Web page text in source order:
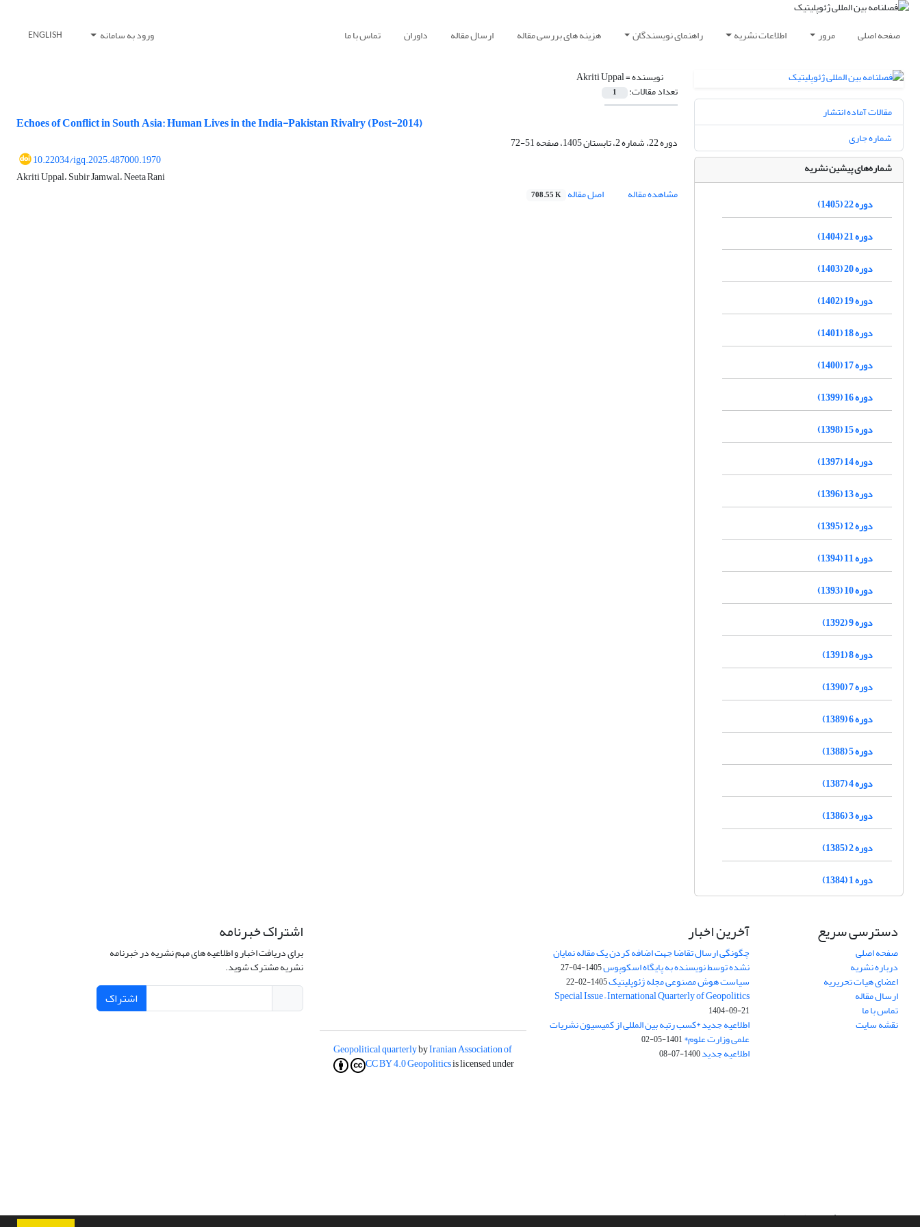
صفحه اصلی مرور اطلاعات نشریه راهنمای نویسندگان هزینه های بررسی مقاله ارسال مقاله داوران تماس با ما ورود به سامانه ENGLISH
نویسنده =Akriti Uppal
تعداد مقالات: 1
Echoes of Conflict in South Asia: Human Lives in the India-Pakistan Rivalry (Post-2014)
دوره 22، شماره 2، تابستان 1405، صفحه
51-72
10.22034/igq.2025.487000.1970
Akriti Uppal، Subir Jamwal، Neeta Rani
مشاهده مقاله
اصل مقاله 708.55 K
مقالات آماده انتشار
شماره جاری
شماره‌های پیشین نشریه
دوره 22 (1405)
دوره 21 (1404)
دوره 20 (1403)
دوره 19 (1402)
دوره 18 (1401)
دوره 17 (1400)
دوره 16 (1399)
دوره 15 (1398)
دوره 14 (1397)
دوره 13 (1396)
دوره 12 (1395)
دوره 11 (1394)
دوره 10 (1393)
دوره 9 (1392)
دوره 8 (1391)
دوره 7 (1390)
دوره 6 (1389)
دوره 5 (1388)
دوره 4 (1387)
دوره 3 (1386)
دوره 2 (1385)
دوره 1 (1384)
دسترسی سریع
صفحه اصلی
درباره نشریه
اعضای هیات تحریریه
ارسال مقاله
تماس با ما
نقشه سایت
آخرین اخبار
چگونگی ارسال تقاضا جهت اضافه کردن یک مقاله نمایان
نشده توسط نویسنده به پایگاه اسکوپوس1405-04-27
سیاست هوش مصنوعی مجله ژئوپلیتیک1405-02-22
Special Issue – International Quarterly of Geopolitics
1404-09-21
اطلاعیه جدید *کسب رتبه بین المللی از کمیسیون نشریات
علمی وزارت علوم*1401-05-02
اطلاعیه جدید1400-07-08
Geopolitical quarterlybyIranian Association of
Geopoliticsis licensed under
CC BY 4.0
اشتراک خبرنامه
برای دریافت اخبار و اطلاعیه های مهم نشریه در خبرنامه
نشریه مشترک شوید.
اشتراک
سامانه مدیریت نشریات علمی.طراحی و پیاده سازی ازسیناوب